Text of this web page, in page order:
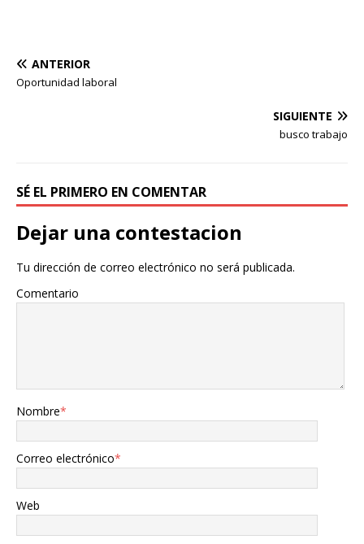
ANTERIOR
Oportunidad laboral
SIGUIENTE
busco trabajo
SÉ EL PRIMERO EN COMENTAR
Dejar una contestacion
Tu dirección de correo electrónico no será publicada.
Comentario
Nombre*
Correo electrónico*
Web